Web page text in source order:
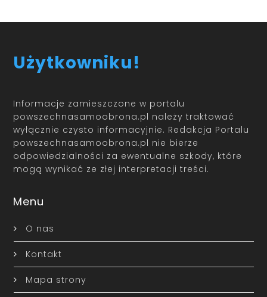
Użytkowniku!
Informacje zamieszczone w portalu
powszechnasamoobrona.pl należy traktować
wyłącznie czysto informacyjnie. Redakcja Portalu
powszechnasamoobrona.pl nie bierze
odpowiedzialności za ewentualne szkody, które
mogą wynikać ze złej interpretacji treści.
Menu
O nas
Kontakt
Mapa strony